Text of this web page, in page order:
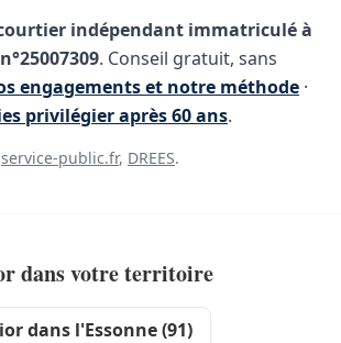
indépendant immatriculé à
. Conseil gratuit, sans
engagements et notre méthode ·
privilégier après 60 ans.
service-public.fr, DREES.
dans votre territoire
dans l'Essonne (91)